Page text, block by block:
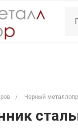
/ Черный